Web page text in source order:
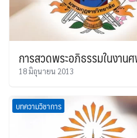
การสวดพระอภิธรรมในงาน
18 มิถุนายน 2013
บทความวิชาการ